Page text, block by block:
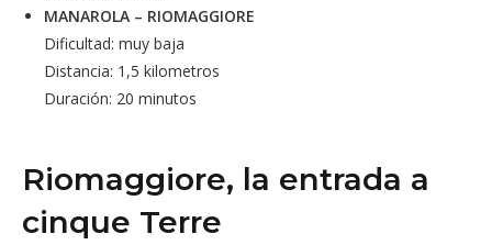
MANAROLA – RIOMAGGIORE
Dificultad: muy baja
Distancia: 1,5 kilometros
Duración: 20 minutos
Riomaggiore, la entrada a
cinque Terre